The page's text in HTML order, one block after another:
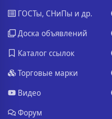
ГОСТы, СНиПы и др.
Доска объявлений
Каталог ссылок
Торговые марки
Видео
Форум